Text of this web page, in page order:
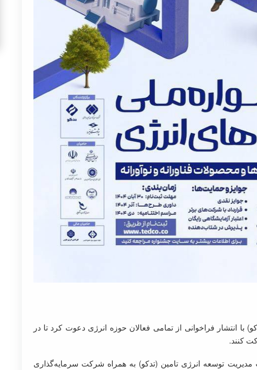
انتشار فراخوانی از تمامی فعالان حوزه انرژی دعوت کرد تا در
کنند.
توسعه انرژی تامین (تدکو) به همراه شرکت سرمایه‌گذاری